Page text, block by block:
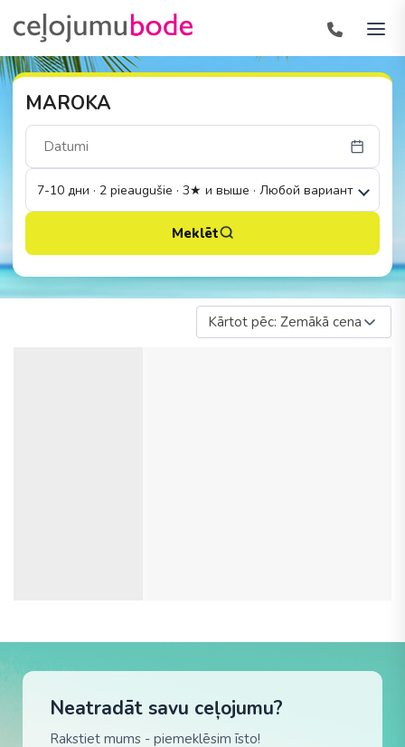
MAROKA
7-10 дни · 2 pieaugušie · 3★ и выше · Любой вариант
Meklēt
Kārtot pēc: Zemākā cena
Neatradāt savu ceļojumu?
Rakstiet mums - piemeklēsim īsto!